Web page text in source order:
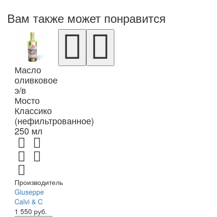
Вам также может понравится
Масло
оливковое
э/в
Мосто
Классико
(нефильтрованное)
250 мл
Производитель
Giuseppe
Calvi & C
1 550 руб.